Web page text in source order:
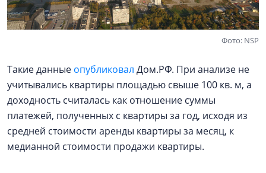
Фото: NSP
Такие данные опубликовал Дом.РФ. При анализе не
учитывались квартиры площадью свыше 100 кв. м, а
доходность считалась как отношение суммы
платежей, полученных с квартиры за год, исходя из
средней стоимости аренды квартиры за месяц, к
медианной стоимости продажи квартиры.